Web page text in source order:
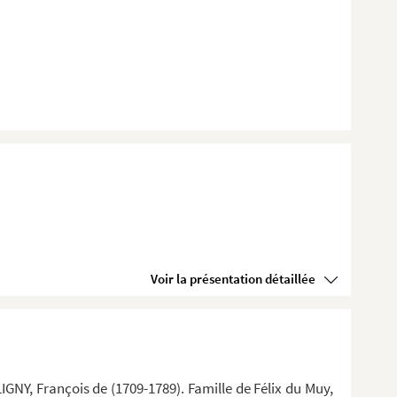
Voir la présentation détaillée
François de (1709-1789). Famille de Félix du Muy,